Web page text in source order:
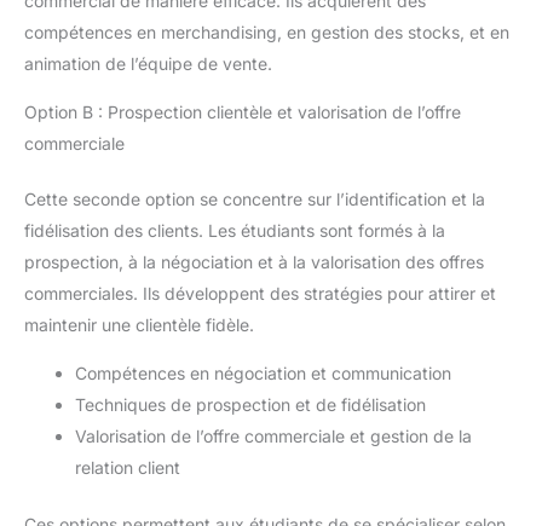
compétences en merchandising, en gestion des stocks, et en
animation de l’équipe de vente.
Option B : Prospection clientèle et valorisation de l’offre
commerciale
Cette seconde option se concentre sur l’identification et la
fidélisation des clients. Les étudiants sont formés à la
prospection, à la négociation et à la valorisation des offres
commerciales. Ils développent des stratégies pour attirer et
maintenir une clientèle fidèle.
Compétences en négociation et communication
Techniques de prospection et de fidélisation
Valorisation de l’offre commerciale et gestion de la
relation client